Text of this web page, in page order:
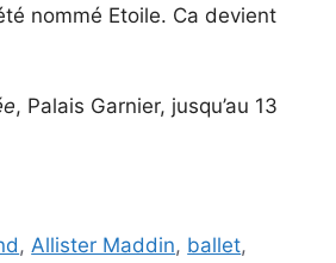
nommé Etoile. Ca devient
, Palais Garnier, jusqu’au 13
, Allister Maddin, ballet,